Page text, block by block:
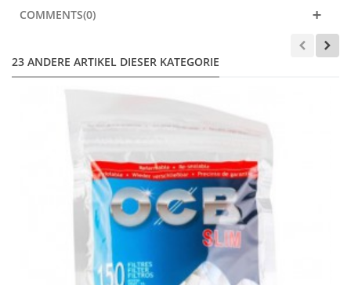
COMMENTS(0)
23 ANDERE ARTIKEL DIESER KATEGORIE